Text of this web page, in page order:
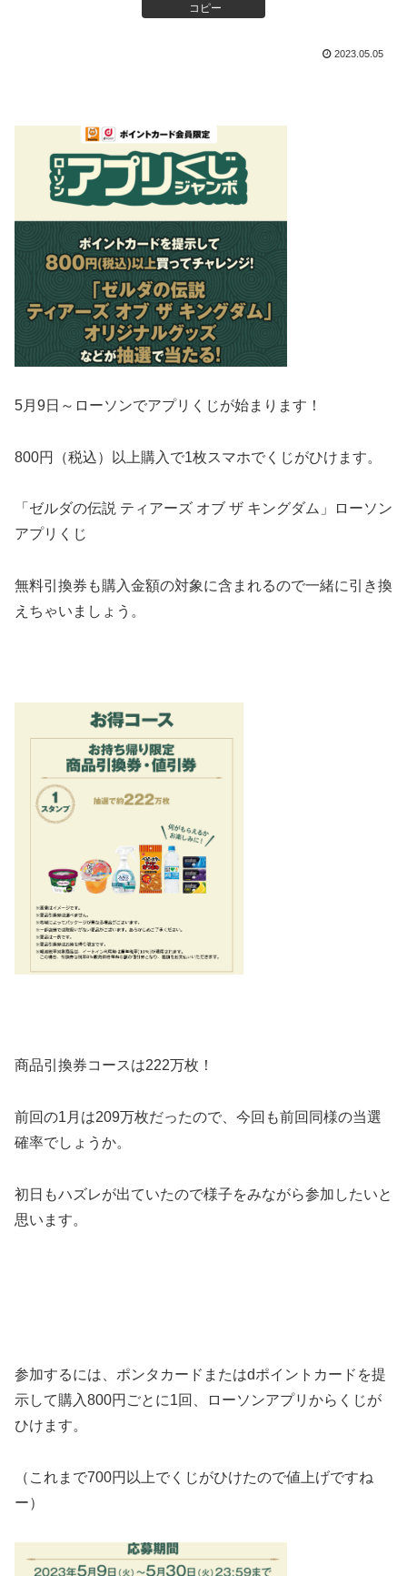
コピー
2023.05.05
5月9日～ローソンでアプリくじが始まります！
800円（税込）以上購入で1枚スマホでくじがひけます。
「ゼルダの伝説 ティアーズ オブ ザ キングダム」ローソン
アプリくじ
無料引換券も購入金額の対象に含まれるので一緒に引き換
えちゃいましょう。
商品引換券コースは222万枚！
前回の1月は209万枚だったので、今回も前回同様の当選
確率でしょうか。
初日もハズレが出ていたので様子をみながら参加したいと
思います。
参加するには、ポンタカードまたはdポイントカードを提
示して購入800円ごとに1回、ローソンアプリからくじが
ひけます。
（これまで700円以上でくじがひけたので値上げですね
ー）